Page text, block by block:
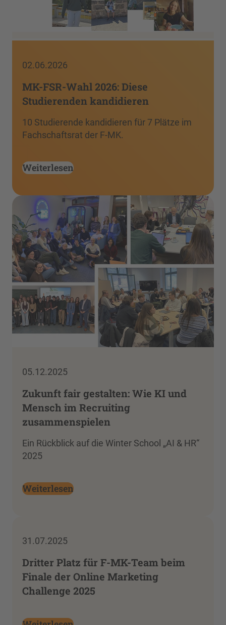
02.06.2026
MK-FSR-Wahl 2026: Diese
Studierenden kandidieren
10 Studierende kandidieren für 7 Plätze im
Fachschaftsrat der F-MK.
Weiterlesen
05.12.2025
Zukunft fair gestalten: Wie KI und
Mensch im Recruiting
zusammenspielen
Ein Rückblick auf die Winter School „AI & HR“
2025
Weiterlesen
31.07.2025
Dritter Platz für F-MK-Team beim
Finale der Online Marketing
Challenge 2025